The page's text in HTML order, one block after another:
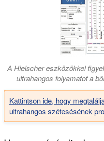
A Hielscher eszközökkel
ultrahangos folyamatot a
Kattintson ide, hogy
ultrahangos szétesésének